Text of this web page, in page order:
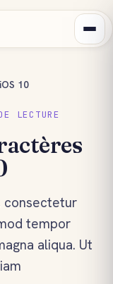
10
LECTURE
consectetur
tempor
aliqua. Ut